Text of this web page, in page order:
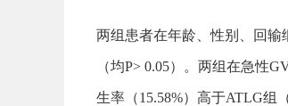
两组患者在年龄、性别、回
（均P> 0.05）。两组在急性
生率（15.58%）高于ATLG组